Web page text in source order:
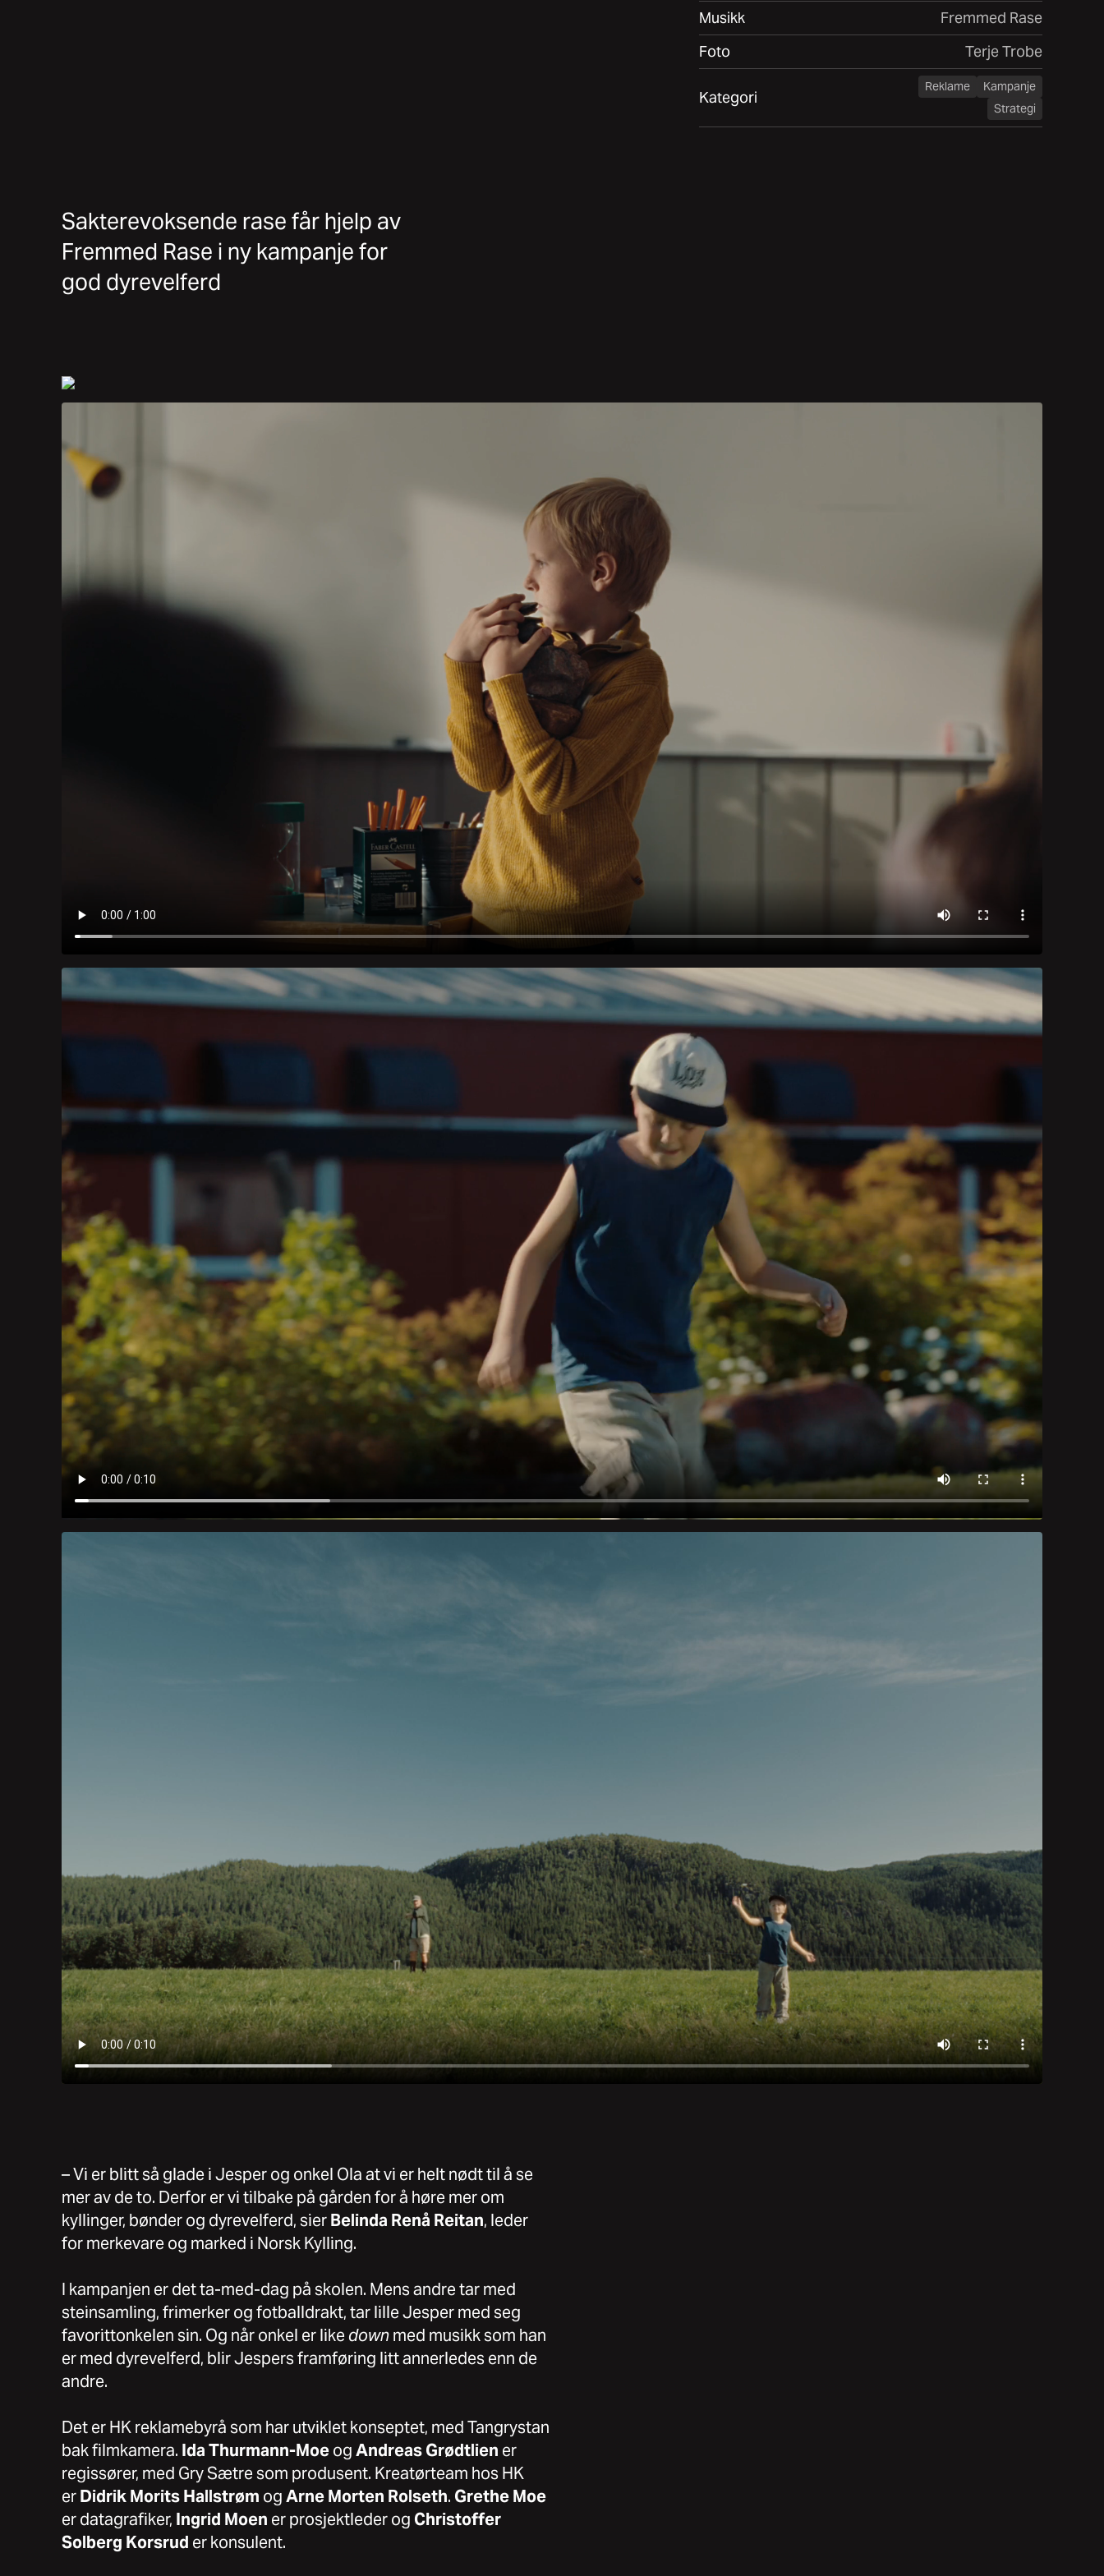
Musikk
Fremmed Rase
Foto
Terje Trobe
Kategori
Reklame
Kampanje
Strategi
Sakterevoksende rase får hjelp av
Fremmed Rase i ny kampanje for
god dyrevelferd
– Vi er blitt så glade i Jesper og onkel Ola at vi er helt nødt til å se
mer av de to. Derfor er vi tilbake på gården for å høre mer om
kyllinger, bønder og dyrevelferd, sierBelinda Renå Reitan, leder
for merkevare og marked i Norsk Kylling.
I kampanjen er det ta-med-dag på skolen. Mens andre tar med
steinsamling, frimerker og fotballdrakt, tar lille Jesper med seg
favorittonkelen sin. Og når onkel er like downmed musikk som han
er med dyrevelferd, blir Jespers framføring litt annerledes enn de
andre.
Det er HK reklamebyrå som har utviklet konseptet, med Tangrystan
bak filmkamera. Ida Thurmann-MoeogAndreas Grødtlien er
regissører, med Gry Sætre som produsent. Kreatørteam hos HK
erDidrik Morits Hallstrøm ogArne Morten Rolseth. Grethe Moe
er datagrafiker, Ingrid Moen er prosjektleder og Christoffer
Solberg Korsrud er konsulent.